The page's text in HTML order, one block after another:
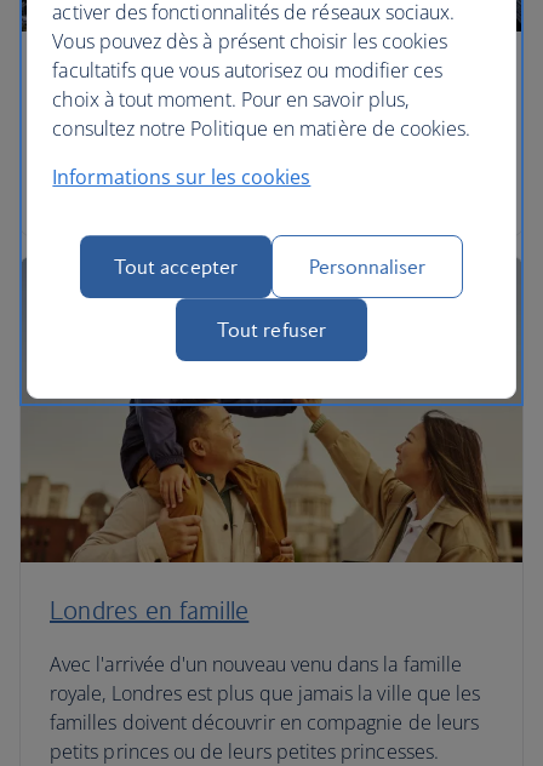
Quirky London : guide pour le week-end
À chaque visite, il y a toujours quelque chose de
nouveau à découvrir. Sortez des sentiers battus en
consultant notre guide alternatif de Londres.
Londres en famille
Avec l'arrivée d'un nouveau venu dans la famille
royale, Londres est plus que jamais la ville que les
familles doivent découvrir en compagnie de leurs
petits princes ou de leurs petites princesses.
activer des fonctionnalités de réseaux sociaux.
Vous pouvez dès à présent choisir les cookies
facultatifs que vous autorisez ou modifier ces
choix à tout moment. Pour en savoir plus,
consultez notre Politique en matière de cookies.
Informations sur les cookies
Tout accepter Personnaliser
Tout refuser